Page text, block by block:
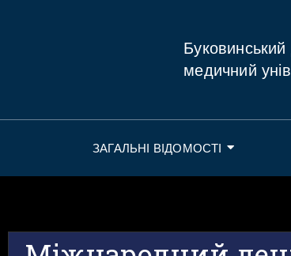
медичний
ЗАГАЛЬНІ ВІДОМОСТІ